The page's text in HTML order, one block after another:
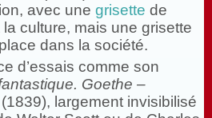
avec une grisette de
la culture, mais une grisette
dans la société.
d’essais comme son
Goethe –
(1839), largement invisibilisé